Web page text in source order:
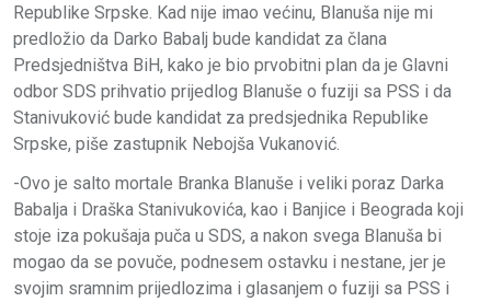
Republike Srpske. Kad nije imao većinu, Blanuša nije mi
predložio da Darko Babalj bude kandidat za člana
Predsjedništva BiH, kako je bio prvobitni plan da je Glavni
odbor SDS prihvatio prijedlog Blanuše o fuziji sa PSS i da
Stanivuković bude kandidat za predsjednika Republike
Srpske, piše zastupnik Nebojša Vukanović.
-Ovo je salto mortale Branka Blanuše i veliki poraz Darka
Babalja i Draška Stanivukovića, kao i Banjice i Beograda koji
stoje iza pokušaja puča u SDS, a nakon svega Blanuša bi
mogao da se povuče, podnesem ostavku i nestane, jer je
svojim sramnim prijedlozima i glasanjem o fuziji sa PSS i